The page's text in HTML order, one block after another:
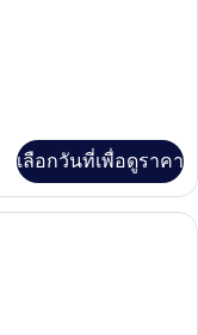
เลือกวันที่เพื่อดูราคา
องพัก, โต๊ะทำงาน, Wi-Fi ฟรี